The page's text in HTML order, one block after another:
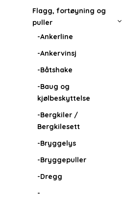
Flagg, fortøyning og
puller
-Ankerline
-Ankervinsj
-Båtshake
-Baug og
kjølbeskyttelse
-Bergkiler /
Bergkilesett
-Bryggelys
-Bryggepuller
-Dregg
-